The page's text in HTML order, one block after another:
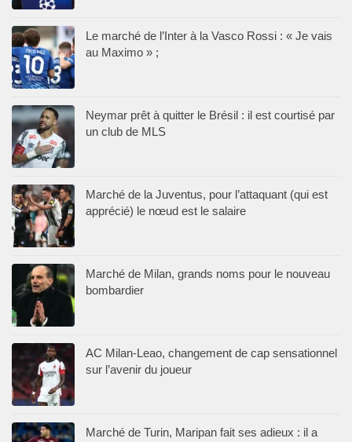
Le marché de l’Inter à la Vasco Rossi : « Je vais
au Maximo » ;
Neymar prêt à quitter le Brésil : il est courtisé par
un club de MLS
Marché de la Juventus, pour l’attaquant (qui est
apprécié) le nœud est le salaire
Marché de Milan, grands noms pour le nouveau
bombardier
AC Milan-Leao, changement de cap sensationnel
sur l’avenir du joueur
Marché de Turin, Maripan fait ses adieux : il a